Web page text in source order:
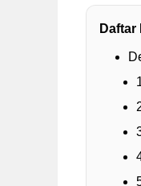
Daftar